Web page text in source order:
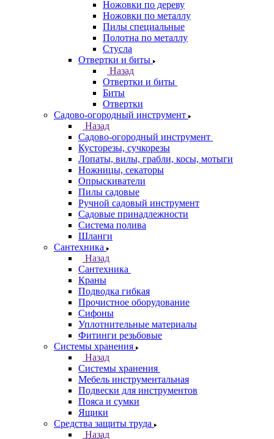
Ножовки по дереву
Ножовки по металлу
Пилы специальные
Полотна по металлу
Стусла
Отвертки и биты
Назад
Отвертки и биты
Биты
Отвертки
Садово-огородный инструмент
Назад
Садово-огородный инструмент
Кусторезы, сучкорезы
Лопаты, вилы, грабли, косы, мотыги
Ножницы, секаторы
Опрыскиватели
Пилы садовые
Ручной садовый инструмент
Садовые принадлежности
Система полива
Шланги
Сантехника
Назад
Сантехника
Краны
Подводка гибкая
Прочистное оборудование
Сифоны
Уплотнительные материалы
Фитинги резьбовые
Системы хранения
Назад
Системы хранения
Мебель инструментальная
Подвески для инструментов
Пояса и сумки
Ящики
Средства защиты труда
Назад